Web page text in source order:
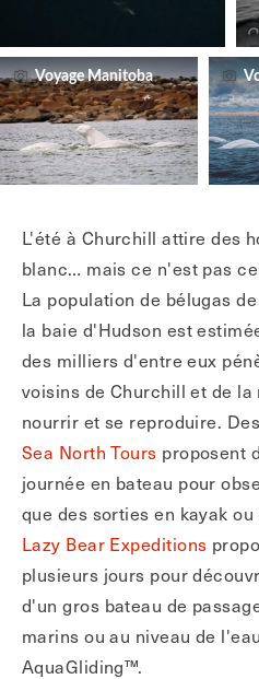
Voyage Manitoba
L'été à Churchill attire des
blanc… mais ce n'est pas
La population de bélugas
la baie d'Hudson est
des milliers d'entre eux
voisins de Churchill et de la
nourrir et se reproduire.
Sea North Tours proposent
journée en bateau pour
que des sorties en kayak
Lazy Bear Expeditions
plusieurs jours pour
d'un gros bateau de
marins ou au niveau de
AquaGliding™.